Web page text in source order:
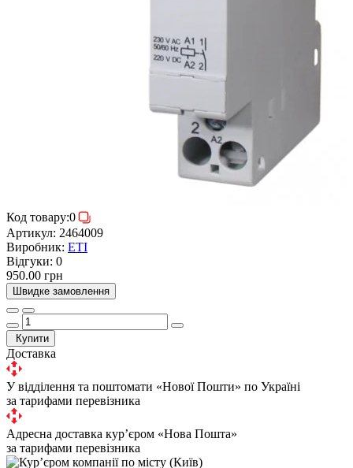
Код товару:0
Артикул: 2464009
Виробник: ETI
Відгуки: 0
950.00 грн
Швидке замовлення
Купити
Доставка
У відділення та поштомати «Нової Пошти» по Україні
за тарифами перевізника
Адресна доставка курʼєром «Нова Пошта»
за тарифами перевізника